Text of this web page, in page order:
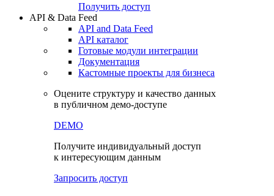
Получить доступ
API & Data Feed
API and Data Feed
API каталог
Готовые модули интеграции
Документация
Кастомные проекты для бизнеса
Оцените структуру и качество данных
в публичном демо-доступе
DEMO
Получите индивидуальный доступ
к интересующим данным
Запросить доступ